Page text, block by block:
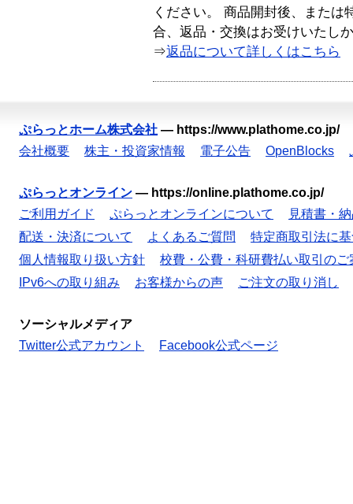
ください。 商品開封後、または
合、返品・交換はお受けいたし
⇒返品について詳しくはこちら
ぷらっとホーム株式会社 — https://www.plathome.co.jp/
会社概要
株主・投資家情報 電子公告 OpenBlocks
ぷらっとオンライン — https://online.plathome.co.jp/
ご利用ガイド
ぷらっとオンラインについて
見積書・
配送・決済について
よくあるご質問
特定商取引法に
個人情報取り扱い方針
校費・公費・科研費払い取引のご
IPv6への取り組み
お客様からの声 ご注文の取り消し
ソーシャルメディア
Twitter公式アカウント
Facebook公式ページ